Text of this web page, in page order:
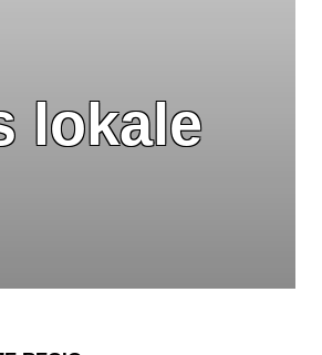
lokale